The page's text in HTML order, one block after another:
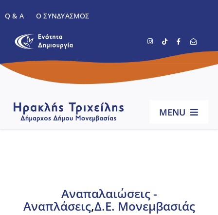
στο
περιεχόμενο
Q & A Ο ΣΥΝΔΥΑΣΜΌΣ
MENU
Έργα
Aναπαλαιώσεις -
Αναπλάσεις,Δ.Ε. Μονεμβασιάς